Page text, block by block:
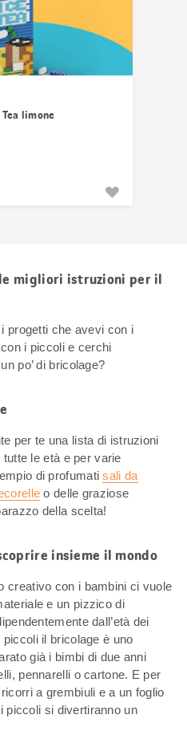
limone
migliori istruzioni per il
progetti che avevi con i
i piccoli e cerchi
po’ di bricolage?
per te una lista di istruzioni
le età e per varie
di profumatisali da
o delle graziose
della scelta!
insieme il mondo
creativo con i bambini ci vuole
e un pizzico di
dall’età dei
il bricolage è uno
già i bimbi di due anni
pennarelli o cartone. E per
a grembiuli e a un foglio
piccoli si divertiranno un